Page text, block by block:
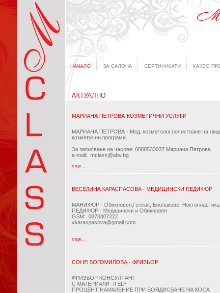
КАКВО
СЕРТИФИКАТИ
ЗА САЛОНА
НАЧАЛО
АКТУАЛНО
МАРИАНА ПЕТРОВА-КОЗМЕТИЧНИ УСЛУГИ
МАРИАНА ПЕТРОВА - Мед. козметолог,почистване на
козметични програми.
За записване на часове: 0888533037 Мариана Петрова
e-mail: mclass@abv.bg
още...
ВЕСЕЛИНА КАРАСПАСОВА - МEДИЦИНСКИ ПЕДИКЮР
МАНИКЮР - Обикновен,Геллак, Биолакове, Ноктопластика
ПЕДИКЮР - Медицински и Обикновен
GSM: 0878407222
vkaraspasova@gmail.com
още...
СОНЯ БОГОМИЛОВА - ФРИЗЬОР
ФРИЗЬОР КОНСУЛТАНТ
С МАТЕРИАЛИ ITELY
ПРОЦЕНТ НАМАЛЕНИЕ ПРИ БОЯДИСВАНЕ НА КОСА